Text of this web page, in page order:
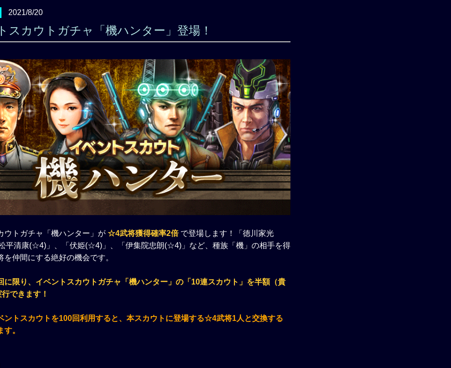
2021/8/20
スカウトガチャ「機ハンター」登場！
ウトガチャ「機ハンター」が ☆4武将獲得確率2倍 で登場します！「徳川家光
平清康(☆4)」、「伏姫(☆4)」、「伊集院忠朗(☆4)」など、種族「機」の相手を得
を仲間にする絶好の機会です。
に限り、イベントスカウトガチャ「機ハンター」の「10連スカウト」を半額（貴
できます！
ントスカウトを100回利用すると、本スカウトに登場する☆4武将1人と交換する
。